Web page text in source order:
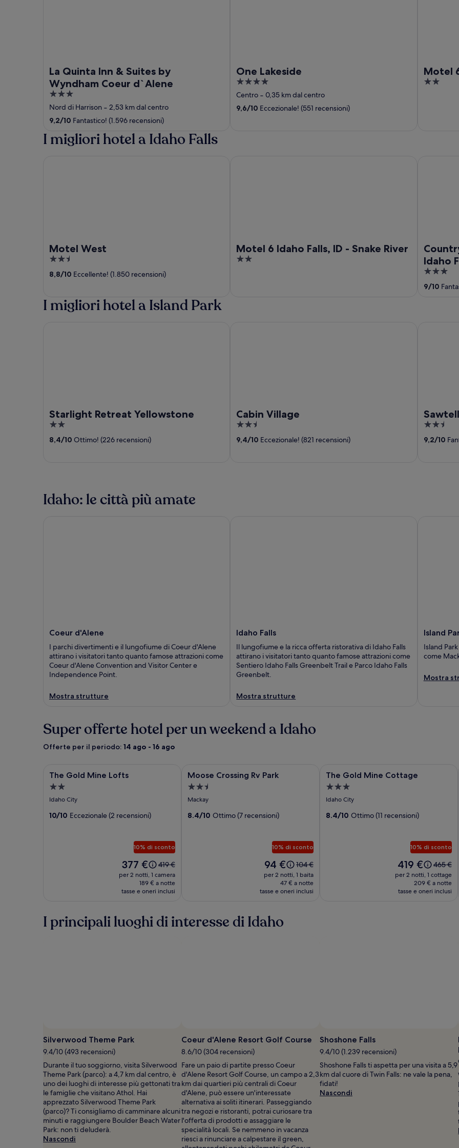
La Quinta Inn & Suites by
Wyndham Coeur d`Alene
3
out
of
Nord di Harrison ‐ 2,53 km dal centro
9,2/10 Fantastico! (1.596 recensioni)
One Lakeside
4
out
of
Centro ‐ 0,35 km dal centro
9,6/10 Eccezionale! (551 recensioni)
Motel
2
I migliori hotel a Idaho Falls
Motel West
2.5
out
of
8,8/10 Eccellente! (1.850 recensioni)
Motel 6 Idaho Falls, ID - Snake River
2
Idaho
3
out
of
9/10
I migliori hotel a Island Park
Starlight Retreat Yellowstone
2
out
of
8,4/10 Ottimo! (226 recensioni)
Cabin Village
2.5
out
of
9,4/10 Eccezionale! (821 recensioni)
2.5
out
of
9,2/10
Idaho: le città più amate
Coeur d'Alene
I parchi divertimenti e il lungofiume di Coeur d'Alene
attirano i visitatori tanto quanto famose attrazioni come
Coeur d'Alene Convention and Visitor Center e
Independence Point.
Mostra strutture
Idaho Falls
Il lungofiume e la ricca offerta ristorativa di Idaho Falls
attirano i visitatori tanto quanto famose attrazioni come
Sentiero Idaho Falls Greenbelt Trail e Parco Idaho Falls
Greenbelt.
Mostra strutture
Island
Island
come
Mostra
Super offerte hotel per un weekend a Idaho
Offerte per il periodo: 14 ago - 16 ago
Galleria
fotografica
The
Gold
The Gold Mine Lofts
Struttura
a
stelle
Idaho City
10/10 Eccezionale (2 recensioni)
10% di sconto
Il
prezzo
377 €
377 €
Il
prezzo
era
419 €,
informazioni
sulla
419 €
per 2 notti, 1 camera
189 € a notte
tasse e oneri inclusi
Galleria
fotografica
Moose
Crossing
Moose Crossing Rv Park
Struttura
a
stelle
Mackay
8.4/10 Ottimo (7 recensioni)
10% di sconto
Il
prezzo
è
94 €
94 €
Il
prezzo
era
104 €,
104 €
per 2 notti, 1 baita
47 € a notte
tasse e oneri inclusi
Galleria
fotografica
The
Gold
The Gold Mine Cottage
Struttura
a
stelle
Idaho City
8.4/10 Ottimo (11 recensioni)
10% di sconto
Il
prezzo
419 €
419 €
Il
prezzo
era
465 €,
465 €
per 2 notti, 1 cottage
209 € a notte
tasse e oneri inclusi
I principali luoghi di interesse di Idaho
gratuita
di
Michelle
Finseth
Silverwood Theme Park
9.4/10 (493 recensioni)
Durante il tuo soggiorno, visita Silverwood
Theme Park (parco): a 4,7 km dal centro, è
uno dei luoghi di interesse più gettonati tra
le famiglie che visitano Athol. Hai
apprezzato Silverwood Theme Park
(parco)? Ti consigliamo di camminare alcuni
minuti e raggiungere Boulder Beach Water
Park: non ti deluderà.
Nascondi
Coeur d'Alene Resort Golf Course
8.6/10 (304 recensioni)
Fare un paio di partite presso Coeur
d'Alene Resort Golf Course, un campo a 2,3
km dai quartieri più centrali di Coeur
d'Alene, può essere un'interessate
alternativa ai soliti itinerari. Passeggiando
tra negozi e ristoranti, potrai curiosare tra
l'offerta di prodotti e assaggiare le
specialità locali. Se nemmeno in vacanza
riesci a rinunciare a calpestare il green,
Shoshone Falls
9.4/10 (1.239 recensioni)
Shoshone Falls ti aspetta per una visita a 5,9
km dal cuore di Twin Falls: ne vale la pena,
fidati!
Nascondi